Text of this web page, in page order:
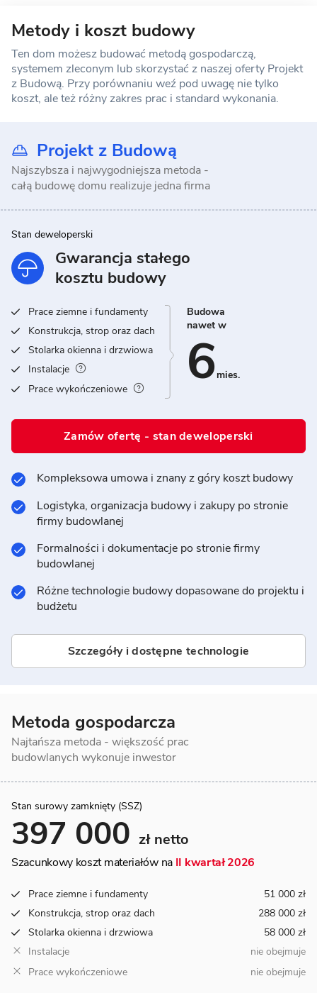
Metody i koszt budowy
Ten dom możesz budować metodą gospodarczą,
systemem zleconym lub skorzystać z naszej oferty Projekt
z Budową. Przy porównaniu weź pod uwagę nie tylko
koszt, ale też różny zakres prac i standard wykonania.
Metoda gospodarcza
Najtańsza metoda - większość prac
budowlanych wykonuje inwestor
Stan surowy zamknięty (SSZ)
397 000 zł netto
Szacunkowy koszt materiałów na II kwartał 2026
Prace ziemne i fundamenty
51 000 zł
Konstrukcja, strop oraz dach
288 000 zł
Stolarka okienna i drzwiowa
58 000 zł
Instalacje
nie obejmuje
Prace wykończeniowe
nie obejmuje
Projekt z Budową
Najszybsza i najwygodniejsza metoda -
całą budowę domu realizuje jedna firma
Stan deweloperski
Gwarancja stałego
kosztu budowy
Prace ziemne i fundamenty
Konstrukcja, strop oraz dach
Stolarka okienna i drzwiowa
Instalacje
Prace wykończeniowe
Budowa
nawet w
6 mies.
Zamów ofertę - stan deweloperski
Kompleksowa umowa i znany z góry koszt budowy
Logistyka, organizacja budowy i zakupy po stronie
firmy budowlanej
Formalności i dokumentacje po stronie firmy
budowlanej
Różne technologie budowy dopasowane do projektu i
budżetu
Szczegóły i dostępne technologie